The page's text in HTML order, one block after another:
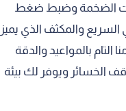
الضخمة وضبط ضغط
السريع والمكثف الذي يميز
التام بالمواعيد والدقة
الخسائر ويوفر لك بيئة